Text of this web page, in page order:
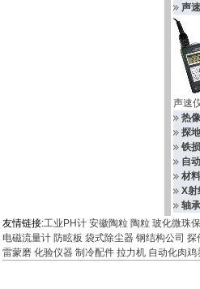
声
声速
热
探
铁
自
材
X射
轴
友情链接:工业PH计 安徽陶粒 陶粒 玻化微珠
电磁流量计 防眩板 袋式除尘器 钢结构公司 探
雷蒙磨 化验仪器 制冷配件 拉力机 自动化肉鸡